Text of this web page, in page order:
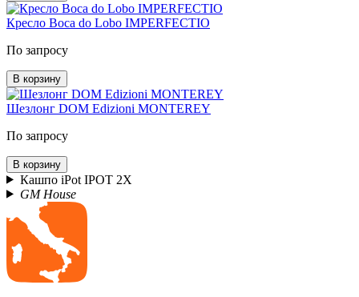
Кресло Boca do Lobo IMPERFECTIO
По запросу
В корзину
Шезлонг DOM Edizioni MONTEREY
По запросу
В корзину
Кашпо iPot IPOT 2X
GM House